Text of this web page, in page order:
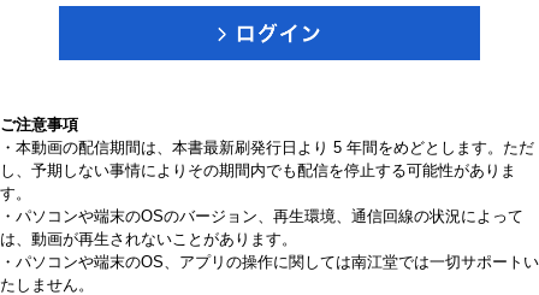
ご注意事項
・本動画の配信期間は、本書最新刷発行日より 5 年間をめどとします。ただ
し、予期しない事情によりその期間内でも配信を停止する可能性がありま
す。
・パソコンや端末のOSのバージョン、再生環境、通信回線の状況によって
は、動画が再生されないことがあります。
・パソコンや端末のOS、アプリの操作に関しては南江堂では一切サポートい
たしません。